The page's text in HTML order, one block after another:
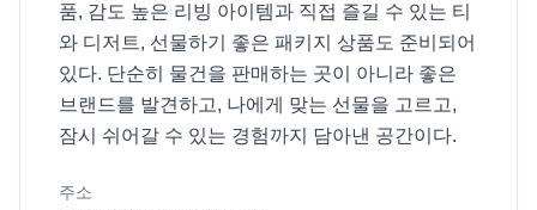
품, 감도 높은 리빙 아이템과 직접 즐길 수 있는 티
와 디저트, 선물하기 좋은 패키지 상품도 준비되어
있다. 단순히 물건을 판매하는 곳이 아니라 좋은
브랜드를 발견하고, 나에게 맞는 선물을 고르고,
잠시 쉬어갈 수 있는 경험까지 담아낸 공간이다.
주소